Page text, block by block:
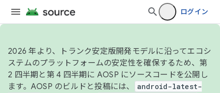
ログイン
2026 年より、トランク安定版開発モデルに沿ってエコシ
ステムのプラットフォームの安定性を確保するため、第
2 四半期と第 4 四半期に AOSP にソースコードを公開し
ます。AOSP のビルドと投稿には、
android-latest-